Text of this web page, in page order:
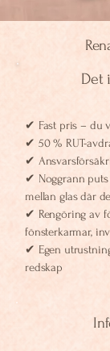
Det
✔ Fast pris – du
✔ 50 % RUT-
✔
✔ Noggrann
mellan glas där
✔ Rengöring av
fönsterkarmar,
✔ Egen
redskap